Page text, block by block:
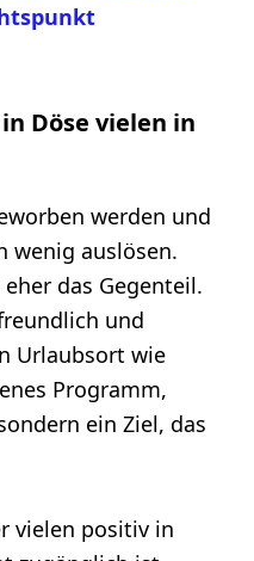
Döse vielen in
werden und
wenig auslösen.
das Gegenteil.
und
Urlaubsort wie
Programm,
ein Ziel, das
vielen positiv in